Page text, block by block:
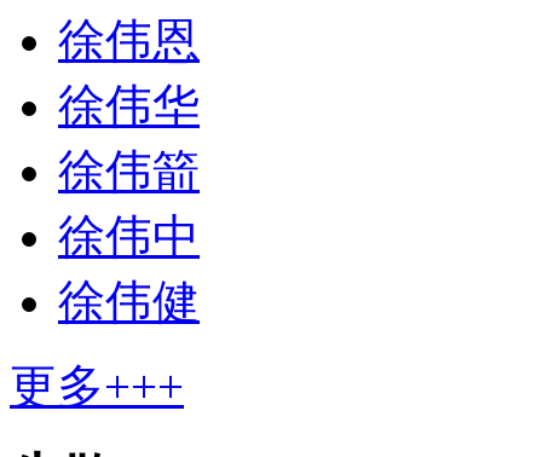
徐伟恩
徐伟华
徐伟箭
徐伟中
徐伟健
更多+++